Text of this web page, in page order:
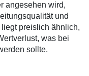
angesehen wird,
und
preislich ähnlich,
was bei
sollte.